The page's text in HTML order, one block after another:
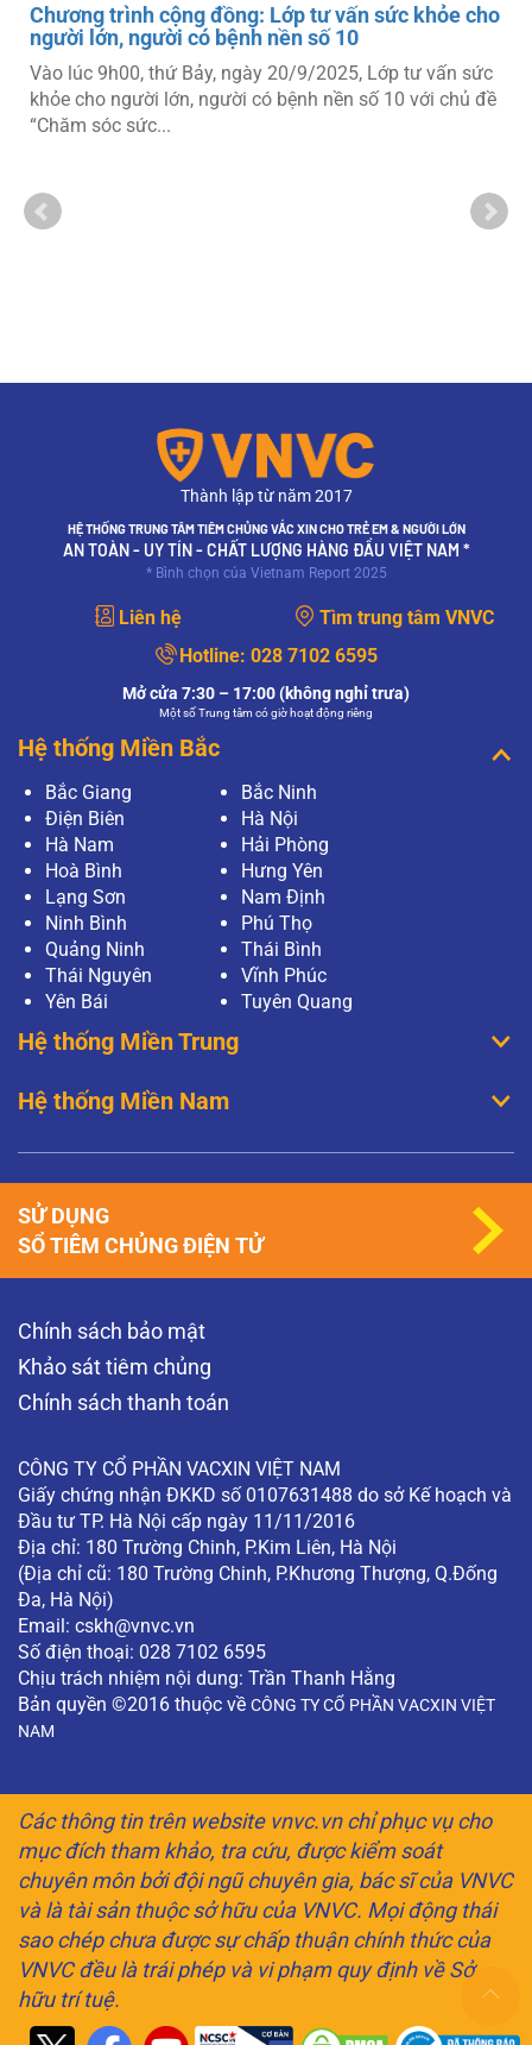
Chương trình cộng đồng: Lớp tư vấn sức khỏe cho
người lớn, người có bệnh nền số 10
Vào lúc 9h00, thứ Bảy, ngày 20/9/2025, Lớp tư vấn sức
khỏe cho người lớn, người có bệnh nền số 10 với chủ đề
“Chăm sóc sức...
Thành lập từ năm 2017
HỆ THỐNG TRUNG TÂM TIÊM CHỦNG VẮC XIN CHO TRẺ EM & NGƯỜI LỚN
AN TOÀN - UY TÍN - CHẤT LƯỢNG HÀNG ĐẦU VIỆT NAM *
* Bình chọn của Vietnam Report 2025
Liên hệ
Tìm trung tâm VNVC
Hotline: 028 7102 6595
Mở cửa 7:30 – 17:00 (không nghỉ trưa)
Một số Trung tâm có giờ hoạt động riêng
Hệ thống Miền Bắc
Bắc Giang
Bắc Ninh
Điện Biên
Hà Nội
Hà Nam
Hải Phòng
Hoà Bình
Hưng Yên
Lạng Sơn
Nam Định
Ninh Bình
Phú Thọ
Quảng Ninh
Thái Bình
Thái Nguyên
Vĩnh Phúc
Yên Bái
Tuyên Quang
Hệ thống Miền Trung
Hệ thống Miền Nam
Chính sách bảo mật
Khảo sát tiêm chủng
Chính sách thanh toán
CÔNG TY CỔ PHẦN VACXIN VIỆT NAM
Giấy chứng nhận ĐKKD số 0107631488 do sở Kế hoạch và
Đầu tư TP. Hà Nội cấp ngày 11/11/2016
Địa chỉ: 180 Trường Chinh, P.Kim Liên, Hà Nội
(Địa chỉ cũ: 180 Trường Chinh, P.Khương Thượng, Q.Đống
Đa, Hà Nội)
Email: cskh@vnvc.vn
Số điện thoại: 028 7102 6595
Chịu trách nhiệm nội dung: Trần Thanh Hằng
Bản quyền ©2016 thuộc về CÔNG TY CỔ PHẦN VACXIN VIỆT
NAM
SỬ DỤNG
SỔ TIÊM CHỦNG ĐIỆN TỬ
Các thông tin trên website vnvc.vn chỉ phục vụ cho
mục đích tham khảo, tra cứu, được kiểm soát
chuyên môn bởi đội ngũ chuyên gia, bác sĩ của VNVC
và là tài sản thuộc sở hữu của VNVC. Mọi động thái
sao chép chưa được sự chấp thuận chính thức của
VNVC đều là trái phép và vi phạm quy định về Sở
hữu trí tuệ.